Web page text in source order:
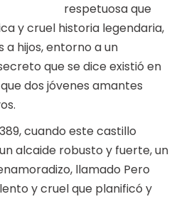
respetuosa que
y cruel historia legendaria,
hijos, entorno a un
que se dice existió en
dos jóvenes amantes
cuando este castillo
alcaide robusto y fuerte, un
llamado Pero
y cruel que planificó y